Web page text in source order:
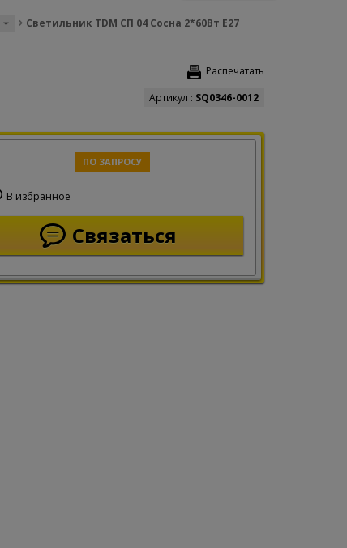
Светильник TDM СП 04 Сосна 2*60Вт E27
Распечатать
Артикул : SQ0346-0012
ПО ЗАПРОСУ
В избранное
Связаться